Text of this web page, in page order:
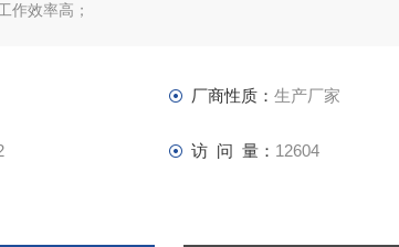
作效率高；
厂商性质： 生产厂家
访 问 量： 12604